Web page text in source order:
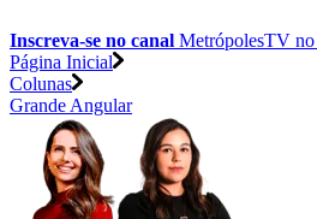
Inscreva-se no canal MetrópolesTV no
Página Inicial
Colunas
Grande Angular